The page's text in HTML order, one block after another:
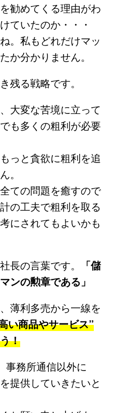
勧めてくる理由がわ
ていたのか・・・
。私もどれだけマッ
か分かりません。
残る戦略です。
大変な苦境に立って
も多くの粗利が必要
っと貪欲に粗利を追
。
ての問題を癒すので
の工夫で粗利を取る
にされてもよいかも
長の言葉です。
「儲
ンの勲章である」
薄利多売から一線を
い商品やサービス”
！
事務所通信以外に
提供していきたいと